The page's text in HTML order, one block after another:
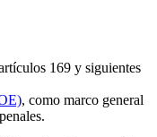
169 y siguientes
, como marco general